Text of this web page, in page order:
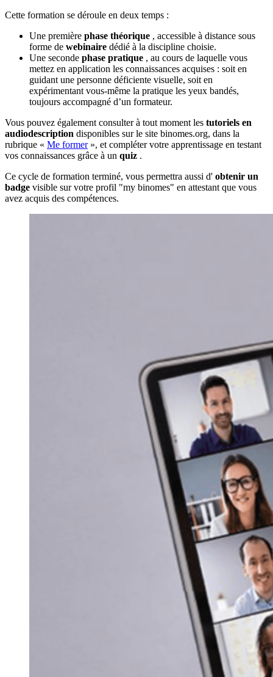
Cette formation se déroule en deux temps :
Une première phase théorique , accessible à distance sous
forme de webinaire dédié à la discipline choisie.
Une seconde phase pratique , au cours de laquelle vous
mettez en application les connaissances acquises : soit en
guidant une personne déficiente visuelle, soit en
expérimentant vous-même la pratique les yeux bandés,
toujours accompagné d’un formateur.
Vous pouvez également consulter à tout moment les tutoriels en
audiodescription disponibles sur le site binomes.org, dans la
rubrique « Me former», et compléter votre apprentissage en testant
vos connaissances grâce à un quiz .
Ce cycle de formation terminé, vous permettra aussi d' obtenir un
badge visible sur votre profil "my binomes" en attestant que vous
avez acquis des compétences.